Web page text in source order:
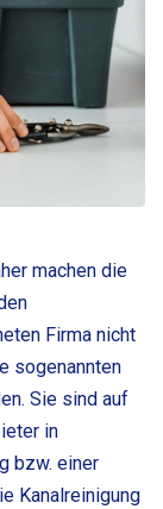
machen die
Firma nicht
sogenannten
Sie sind auf
in
bzw. einer
Kanalreinigung